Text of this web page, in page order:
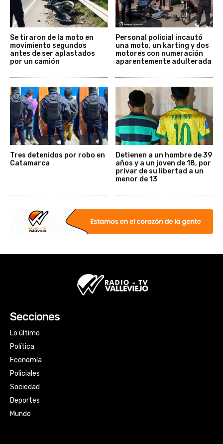
Se tiraron de la moto en
movimiento segundos
antes de ser aplastados
por un camión
Personal policial incautó
una moto, un karting y dos
motores con numeración
aparentemente adulterada
Tres detenidos por robo en
Catamarca
Detienen a un hombre de 39
años y a un joven de 18, por
privar de su libertad a un
menor de 13
Secciones
Lo último
Política
Economía
Policiales
Sociedad
Deportes
Mundo